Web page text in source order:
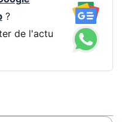
?
de l'actu